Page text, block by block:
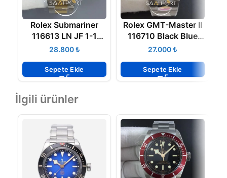
Rolex Submariner
116613 LN JF 1-1
Best Edition Blue Dial
₺
Sepete Ekle
Rolex GMT-Master II
116710 Black Blue
Ceramic 904L Steel
3187 ETA
₺
Sepete Ekle
İlgili ürünler